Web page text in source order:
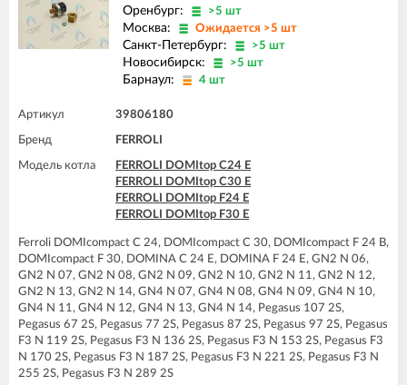
FERROLI DIVAproject F24
FERROLI DOMIcompact C24
FERROLI DOMIcompact C24 D
FERROLI DOMIcompact C30
FERROLI DOMIcompact C30 D
FERROLI DOMIcompact F24
FERROLI DOMIcompact F24 D
FERROLI DOMIcompact F30
FERROLI DOMIcompact F30 D
FERROLI DOMINA C13 N
FERROLI DOMINA C16 N
FERROLI DOMINA C20 N
FERROLI DOMINA C24 N
FERROLI DOMINA C32 N
FERROLI DOMINA F13 N
FERROLI DOMINA F16 N
FERROLI DOMINA F20 N
FERROLI DOMINA F24 N
FERROLI DOMINA F32 N
FERROLI DOMItop C24 E
FERROLI DOMItop C30 E
Оренбург: >5 шт
Москва: Ожидается >5 шт
Санкт-Петербург: >5 шт
Новосибирск: >5 шт
Барнаул: 4 шт
Артикул 39806180
Бренд FERROLI
Модель котла
FERROLI DOMItop C24 E
FERROLI DOMItop C30 E
FERROLI DOMItop F24 E
FERROLI DOMItop F30 E
Ferroli DOMIcompact C 24, DOMIcompact C 30, DOMIcompact F 24 B,
DOMIcompact F 30, DOMINA C 24 E, DOMINA F 24 E, GN2 N 06,
GN2 N 07, GN2 N 08, GN2 N 09, GN2 N 10, GN2 N 11, GN2 N 12,
GN2 N 13, GN2 N 14, GN4 N 07, GN4 N 08, GN4 N 09, GN4 N 10,
GN4 N 11, GN4 N 12, GN4 N 13, GN4 N 14, Pegasus 107 2S,
Pegasus 67 2S, Pegasus 77 2S, Pegasus 87 2S, Pegasus 97 2S, Pegasus
F3 N 119 2S, Pegasus F3 N 136 2S, Pegasus F3 N 153 2S, Pegasus F3
N 170 2S, Pegasus F3 N 187 2S, Pegasus F3 N 221 2S, Pegasus F3 N
255 2S, Pegasus F3 N 289 2S